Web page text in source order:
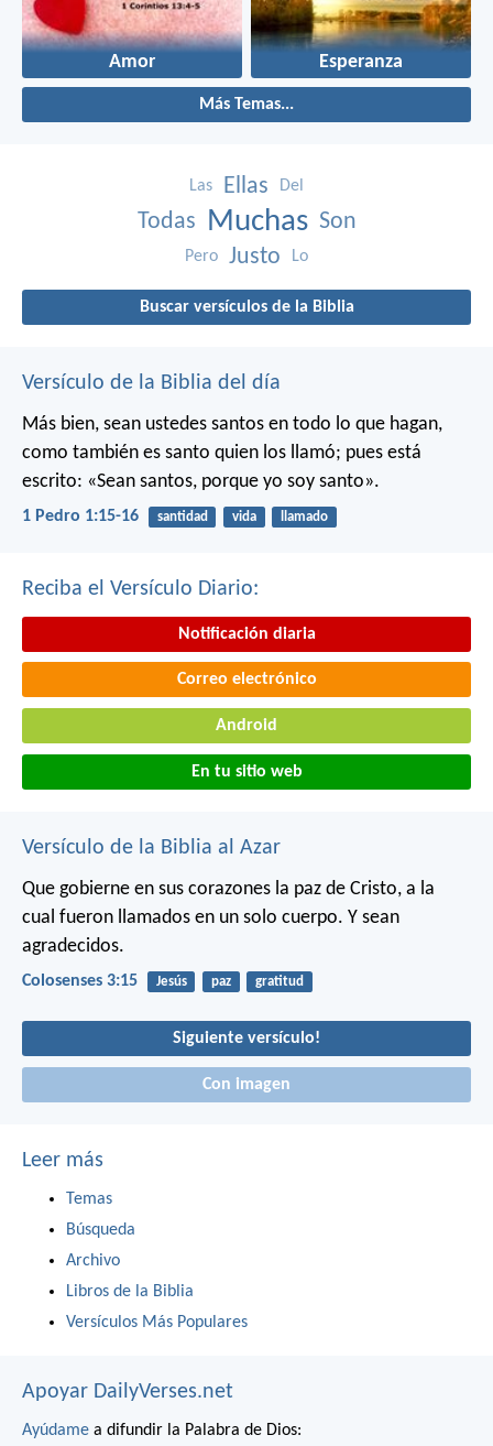
Amor Esperanza
Más Temas...
Las Ellas Del
Todas Muchas Son
Pero Justo Lo
Buscar versículos de la Biblia
Versículo de la Biblia del día
Más bien, sean ustedes santos en todo lo que hagan,
como también es santo quien los llamó; pues está
escrito: «Sean santos, porque yo soy santo».
1 Pedro 1:15-16 santidad vida llamado
Reciba el Versículo Diario:
Notificación diaria
Correo electrónico
Android
En tu sitio web
Versículo de la Biblia al Azar
Que gobierne en sus corazones la paz de Cristo, a la
cual fueron llamados en un solo cuerpo. Y sean
agradecidos.
Colosenses 3:15 Jesús paz gratitud
Siguiente versículo!
Con imagen
Leer más
Temas
Búsqueda
Archivo
Libros de la Biblia
Versículos Más Populares
Apoyar DailyVerses.net
Ayúdame a difundir la Palabra de Dios: